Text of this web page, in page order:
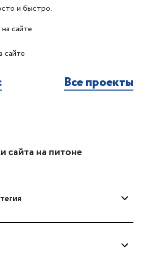
и быстро.
сайте
сайте
Все проекты
сайта на питоне